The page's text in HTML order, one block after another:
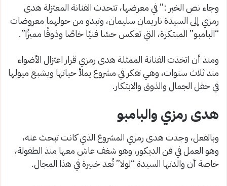
وجاء نص الخبر :” في معرضها، تتحدث الفنانة المعتزلة هدى
رمزي إلى السيدة ناريمان سليمان، وتبدو من حولهما معروضات
“البامبو” المبتكرة، التي تعكس حسًا فنيًا خاصًا وذوقًا مميزًا”.
ومنذ أن اتخذت الفنانة الممثلة هدى رمزي قرار اعتزال الأضواء
منذ ثلاث سنوات، وهي تفكر في مشروع يملأ حياتها ويشبع ميولها
في حقل الجمال والذوق والابتكار.
هدى رمزي والبامبو
وبالفعل، وجدت هدى رمزي المشروع الذي كانت تبحث عنه،
وهو العمل في فن الديكور، وهو شغف عاش معها منذ الطفولة،
خاصة أن والدتها السيدة “لولا” تُعد خبيرة في هذا المجال.